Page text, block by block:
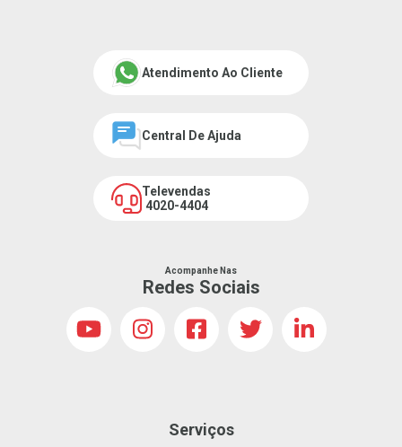
Atendimento Ao Cliente
Central De Ajuda
Televendas
4020-4404
Acompanhe Nas
Redes Sociais
Serviços